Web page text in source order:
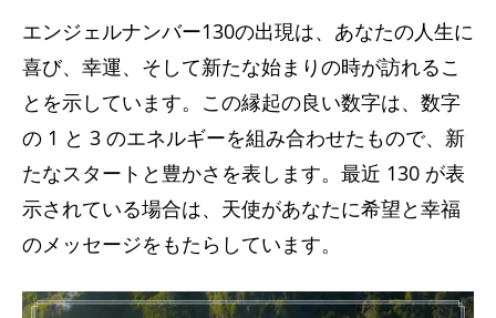
エンジェルナンバー130の出現は、あなたの人生に
喜び、幸運、そして新たな始まりの時が訪れるこ
とを示しています。この縁起の良い数字は、数字
の 1 と 3 のエネルギーを組み合わせたもので、新
たなスタートと豊かさを表します。最近 130 が表
示されている場合は、天使があなたに希望と幸福
のメッセージをもたらしています。